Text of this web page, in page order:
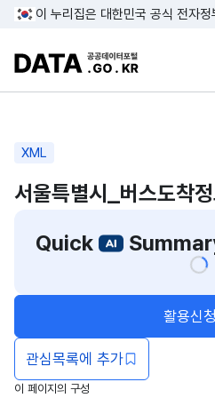
콘
푸
이 누리집은 대한민국 공식 전자
DATA.GO.KR 공공
XML
서울특별시_버스도착
Quick
관심목록에 추가
활용신청
이 페이지의 구성